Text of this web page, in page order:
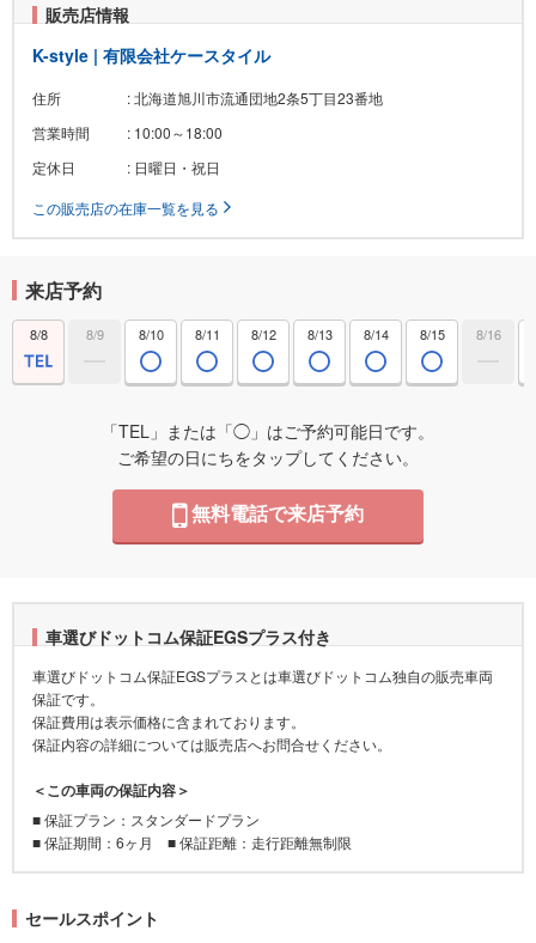
販売店情報
K-style | 有限会社ケースタイル
住所
: 北海道旭川市流通団地2条5丁目23番地
営業時間
: 10:00～18:00
定休日
: 日曜日・祝日
この販売店の在庫一覧を見る
来店予約
8/8 8/9 8/10 8/11 8/12 8/13 8/14 8/15 8/16
「TEL」または「◯」はご予約可能日です。
ご希望の日にちをタップしてください。
無料電話で来店予約
車選びドットコム保証EGSプラス付き
車選びドットコム保証EGSプラスとは車選びドットコム独自の販売車両
保証です。
保証費用は表示価格に含まれております。
保証内容の詳細については販売店へお問合せください。
＜この車両の保証内容＞
■ 保証プラン：スタンダードプラン
■ 保証期間：6ヶ月 ■ 保証距離：走行距離無制限
セールスポイント